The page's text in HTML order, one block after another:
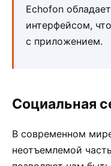
Echofon
интерфейсом,
с приложением.
Социальная
В современном
неотъемлемой